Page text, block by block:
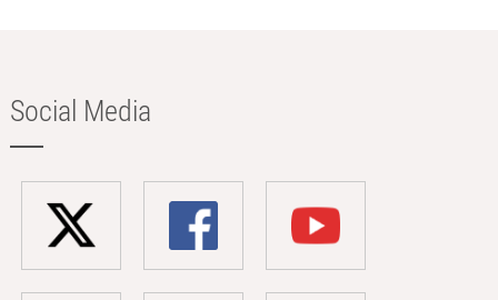
Social Media